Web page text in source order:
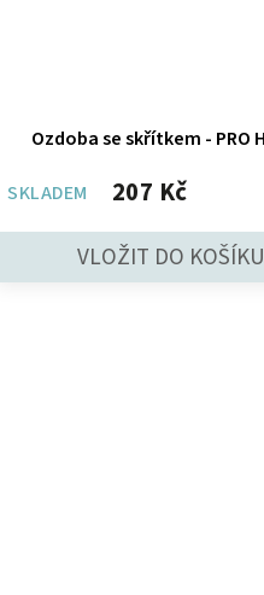
Ozdoba se skřítkem - PRO
SKLADEM 207 Kč